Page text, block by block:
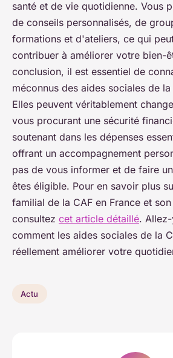
santé et de vie quotidienne. Vous
de conseils personnalisés, de
formations et d'ateliers, ce qui
contribuer à améliorer votre bien-
conclusion, il est essentiel de
méconnus des aides sociales de la
Elles peuvent véritablement
vous procurant une sécurité
soutenant dans les dépenses
offrant un accompagnement
pas de vous informer et de faire
êtes éligible. Pour en savoir plus
familial de la CAF en France et
consultez cet article détaillé.
comment les aides sociales de la
réellement améliorer votre
Actu